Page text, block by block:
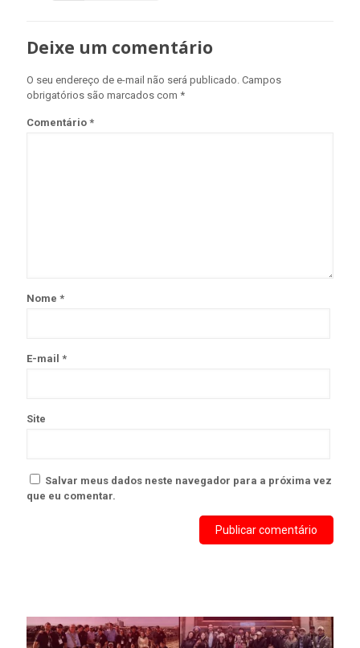
Deixe um comentário
O seu endereço de e-mail não será publicado. Campos
obrigatórios são marcados com *
Comentário *
Nome *
E-mail *
Site
Salvar meus dados neste navegador para a próxima vez
que eu comentar.